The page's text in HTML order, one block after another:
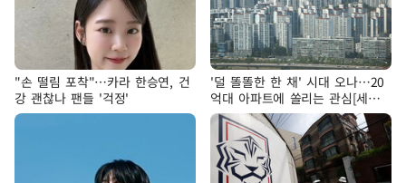
"손 떨림 포착"…카라 한승연, 건
강 괜찮나 팬들 '걱정'
'덜 똘똘한 한 채' 시대 오나…20
억대 아파트에 쏠리는 관심[세제
개편, 그 이후②]